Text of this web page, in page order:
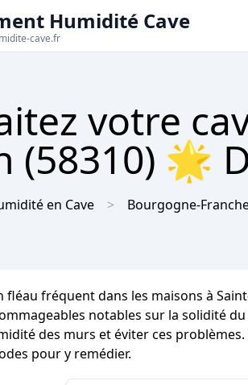
Humidité Cave
cave.fr
votre
(58310) 🌟
en Cave Bourgogne-
fléau fréquent dans les maisons à
notables sur la solidité
des murs et éviter ces
pour y remédier.